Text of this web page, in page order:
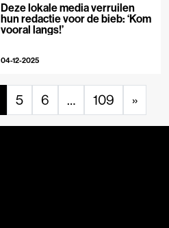
Deze lokale media verruilen
hun redactie voor de bieb: ‘Kom
vooral langs!’
04-12-2025
5 6 … 109 »